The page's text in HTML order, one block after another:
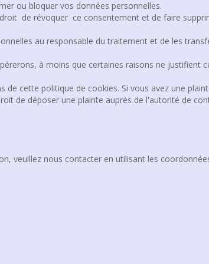
ou bloquer vos données personnelles.
de révoquer ce consentement et de faire
au responsable du traitement et de les
à moins que certaines raisons ne justifient
cette politique de cookies. Si vous avez une
de déposer une plainte auprès de l'autorité de
veuillez nous contacter en utilisant les